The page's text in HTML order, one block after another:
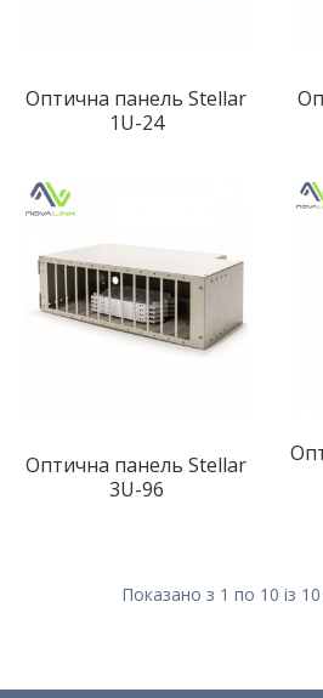
Оптична панель Stellar
1U-24
Оптична панель Stellar
3U-96
Показано з 1 по 10 із